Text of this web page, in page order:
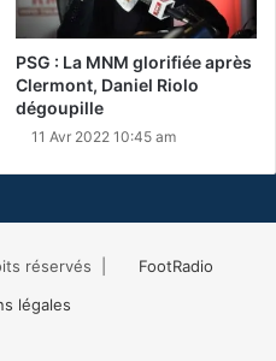
PSG : La MNM glorifiée après
Clermont, Daniel Riolo
dégoupille
11 Avr 2022 10:45 am
réservés |
FootRadio
légales